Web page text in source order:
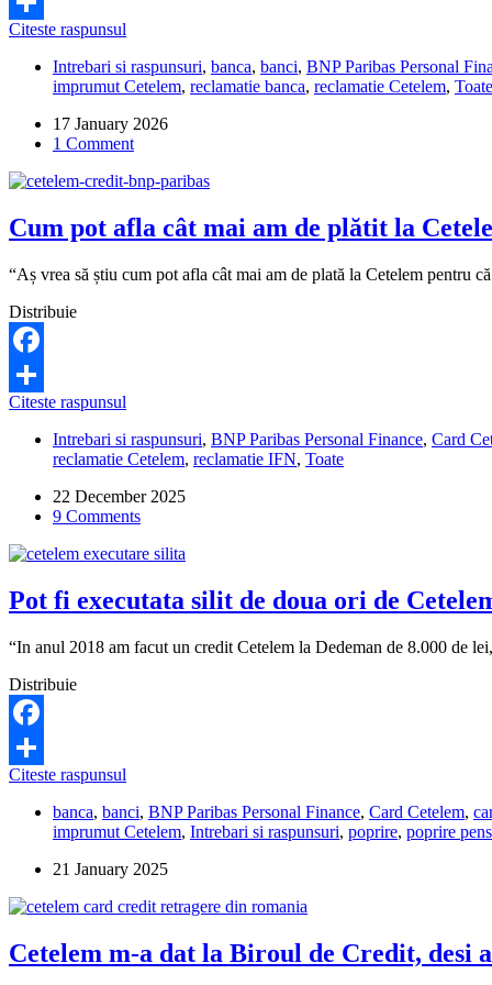
Share
Citeste raspunsul
poate
executa
15
zile
la
notificării?
Intrebari si raspunsuri, banca, banci, BNP Paribas Personal
imprumut Cetelem, reclamatie banca, reclamatie Cetelem, Toate
17 January 2026
1 Comment
Cum pot afla cât mai am de plătit la
“Aș vrea să știu cum pot afla cât mai am de plată la Cetelem pentru
Distribuie
Facebook
Share
Citeste raspunsul
afla
cât
am
de
la
Intrebari si raspunsuri, BNP Paribas Personal Finance, Card
reclamatie Cetelem, reclamatie IFN, Toate
22 December 2025
9 Comments
Pot fi executata silit de doua ori de
“In anul 2018 am facut un credit Cetelem la Dedeman de 8.000 de
Distribuie
Facebook
Share
Citeste raspunsul
executata
silit
doua
de
banca, banci, BNP Paribas Personal Finance, Card Cetelem,
imprumut Cetelem, Intrebari si raspunsuri, poprire, poprire
21 January 2025
Cetelem m-a dat la Biroul de Credit, desi